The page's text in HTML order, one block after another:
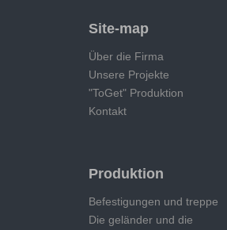
Site-map
Über die Firma
Unsere Projekte
"ToGet" Produktion
Kontakt
Produktion
Befestigungen und treppe
Die geländer und die